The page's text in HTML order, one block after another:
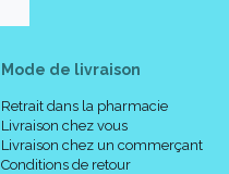
Mode de livraison
Retrait dans la pharmacie
Livraison chez vous
Livraison chez un commerçant
Conditions de retour